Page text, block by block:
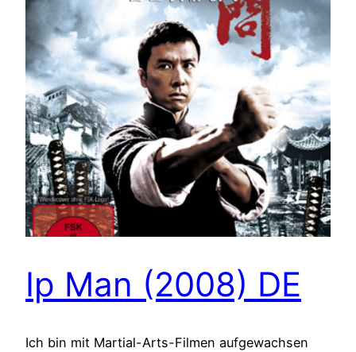
Ip Man (2008) DE
Ich bin mit Martial-Arts-Filmen aufgewachsen